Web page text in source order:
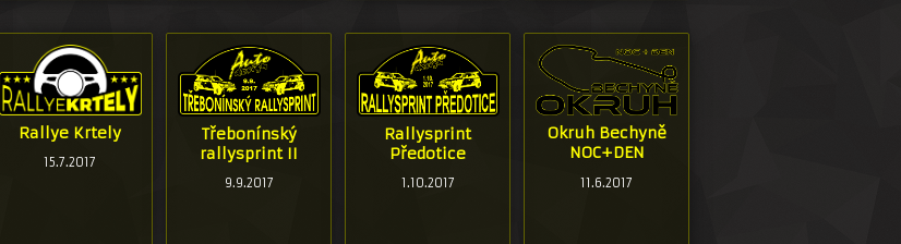
Rallye Krtely
15.7.2017
Třebonínský
rallysprint II
9.9.2017
Rallysprint
Předotice
1.10.2017
Okruh Bechyně
NOC+DEN
11.6.2017